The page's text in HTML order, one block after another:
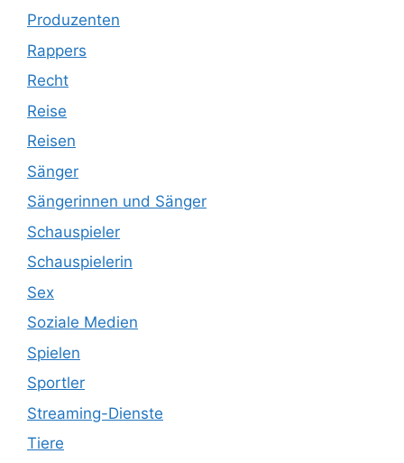
Produzenten
Rappers
Recht
Reise
Reisen
Sänger
Sängerinnen und Sänger
Schauspieler
Schauspielerin
Sex
Soziale Medien
Spielen
Sportler
Streaming-Dienste
Tiere